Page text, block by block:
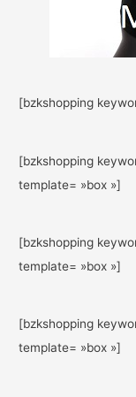
[bzkshopping
[bzkshopping
template= »box »]
[bzkshopping
template= »box »]
[bzkshopping
template= »box »]